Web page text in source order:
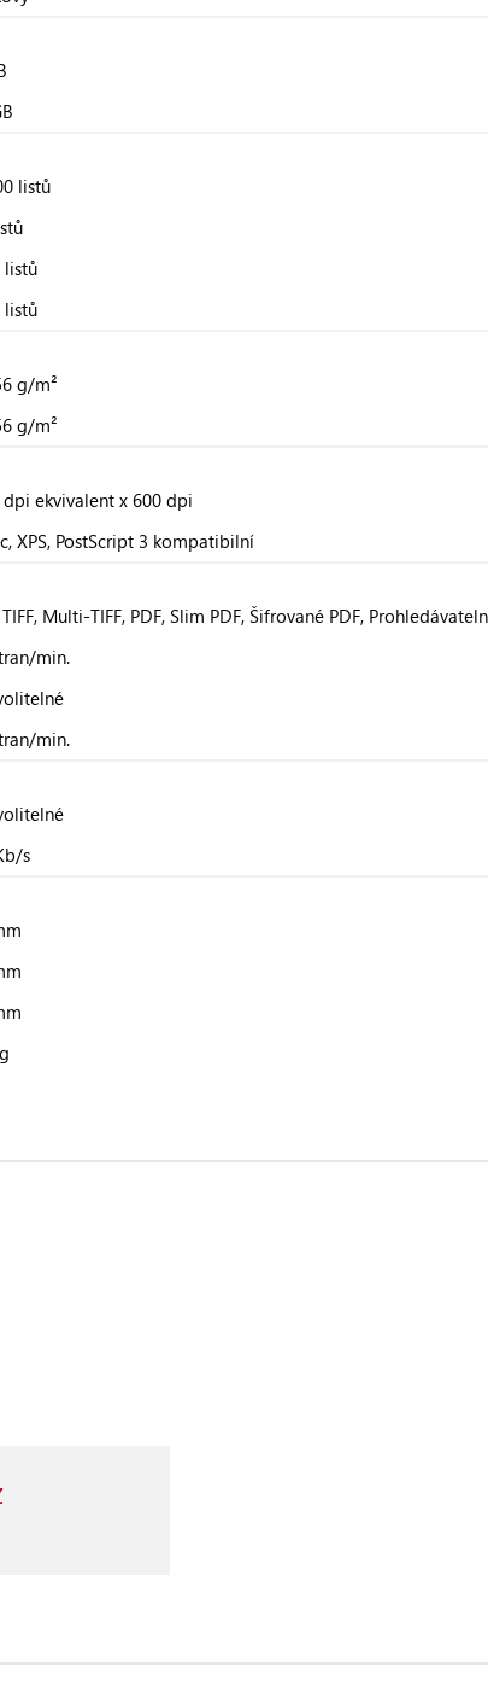
listů
listů
listů
g/m²
g/m²
dpi ekvivalent x 600 dpi
XPS, PostScript 3 kompatibilní
TIFF, Multi-TIFF, PDF, Slim PDF, Šifrované PDF,
min.
min.
s